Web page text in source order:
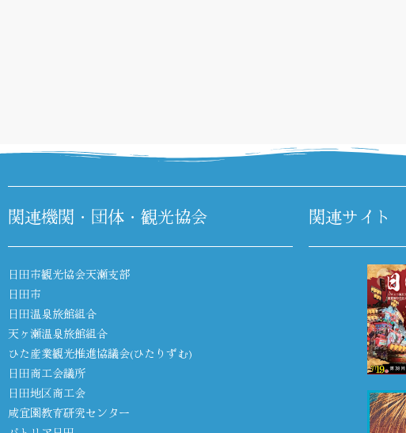
関連機関・団体・観光協会
日田市観光協会天瀬支部
日田市
日田温泉旅館組合
天ヶ瀬温泉旅館組合
ひた産業観光推進協議会(ひたりずむ)
日田商工会議所
日田地区商工会
咸宜園教育研究センター
関連サイト